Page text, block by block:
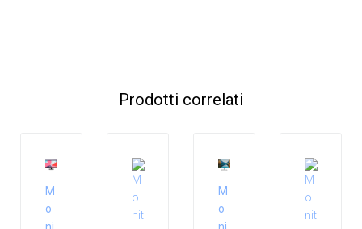
Prodotti correlati
M
o
M
o